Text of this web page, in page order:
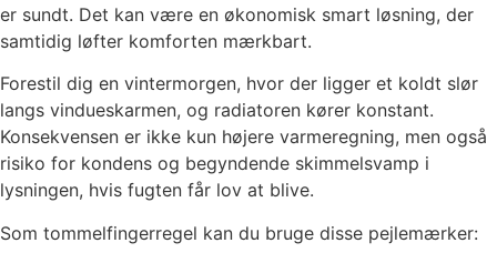
er sundt. Det kan være en økonomisk smart løsning, der
samtidig løfter komforten mærkbart.
Forestil dig en vintermorgen, hvor der ligger et koldt slør
langs vindueskarmen, og radiatoren kører konstant.
Konsekvensen er ikke kun højere varmeregning, men også
risiko for kondens og begyndende skimmelsvamp i
lysningen, hvis fugten får lov at blive.
Som tommelfingerregel kan du bruge disse pejlemærker: